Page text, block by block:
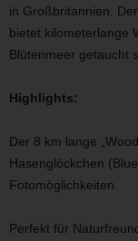
in Großbritannien. Der
bietet kilometerlange
Blütenmeer getaucht
Highlights:
Der 8 km lange
Hasenglöckchen
Fotomöglichkeiten.
Perfekt für